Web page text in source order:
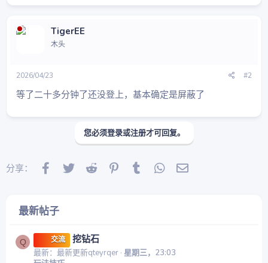
TigerEE
木头
2026/04/23 #2
等了二十多分钟了还没登上，基本确定是屏蔽了
您必须登录或注册才可回复。
分享： Facebook
Twitter Reddit PinterestTumblr WhatsApp
最新帖子
Q 交流 挖钻石
最新：最新更新qteyrqer 星期三，23:03